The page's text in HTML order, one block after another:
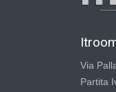
Via
Partita